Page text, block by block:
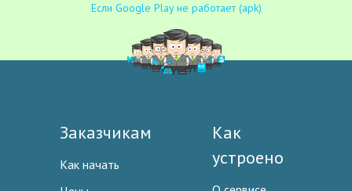
Если Google Play не работает (apk)
Заказчикам
Как начать
Как
устроено